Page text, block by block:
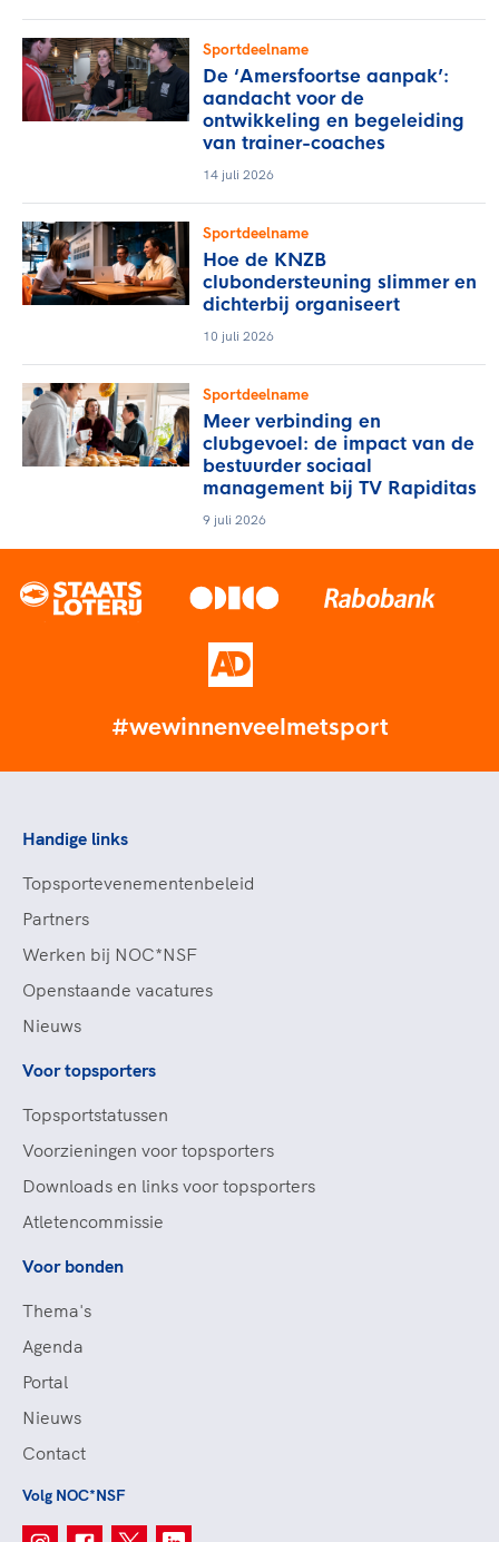
Sportdeelname
De ‘Amersfoortse aanpak’:
aandacht voor de
ontwikkeling en begeleiding
van trainer-coaches
14 juli 2026
Sportdeelname
Hoe de KNZB
clubondersteuning slimmer en
dichterbij organiseert
10 juli 2026
Sportdeelname
Meer verbinding en
clubgevoel: de impact van de
bestuurder sociaal
management bij TV Rapiditas
9 juli 2026
#wewinnenveelmetsport
Handige links
Topsportevenementenbeleid
Partners
Werken bij NOC*NSF
Openstaande vacatures
Nieuws
Voor topsporters
Topsportstatussen
Voorzieningen voor topsporters
Downloads en links voor topsporters
Atletencommissie
Voor bonden
Thema's
Agenda
Portal
Nieuws
Contact
Volg NOC*NSF